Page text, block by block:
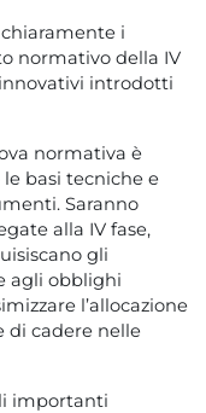
chiaramente i
normativo della IV
introdotti
normativa è
basi tecniche e
Saranno
alla IV fase,
gli
agli obblighi
l’allocazione
di cadere nelle
importanti